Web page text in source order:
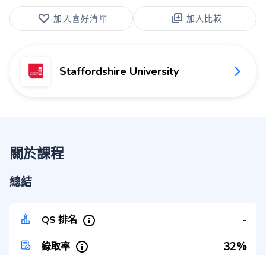
加入喜好清單 加入比較
Staffordshire University
關於課程
總結
QS 排名 -
錄取率 32%